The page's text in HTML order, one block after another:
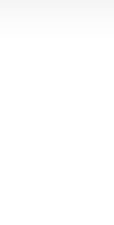
preso por suspeita